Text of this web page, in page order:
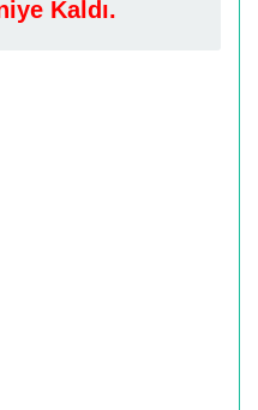
Kaldı.